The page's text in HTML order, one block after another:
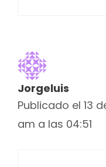
Jorgeluis
Publicado el 13
am a las 04:51